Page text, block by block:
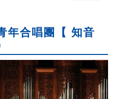
年合唱團【 知音